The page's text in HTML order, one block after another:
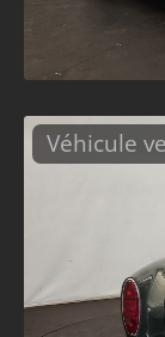
Véhicule